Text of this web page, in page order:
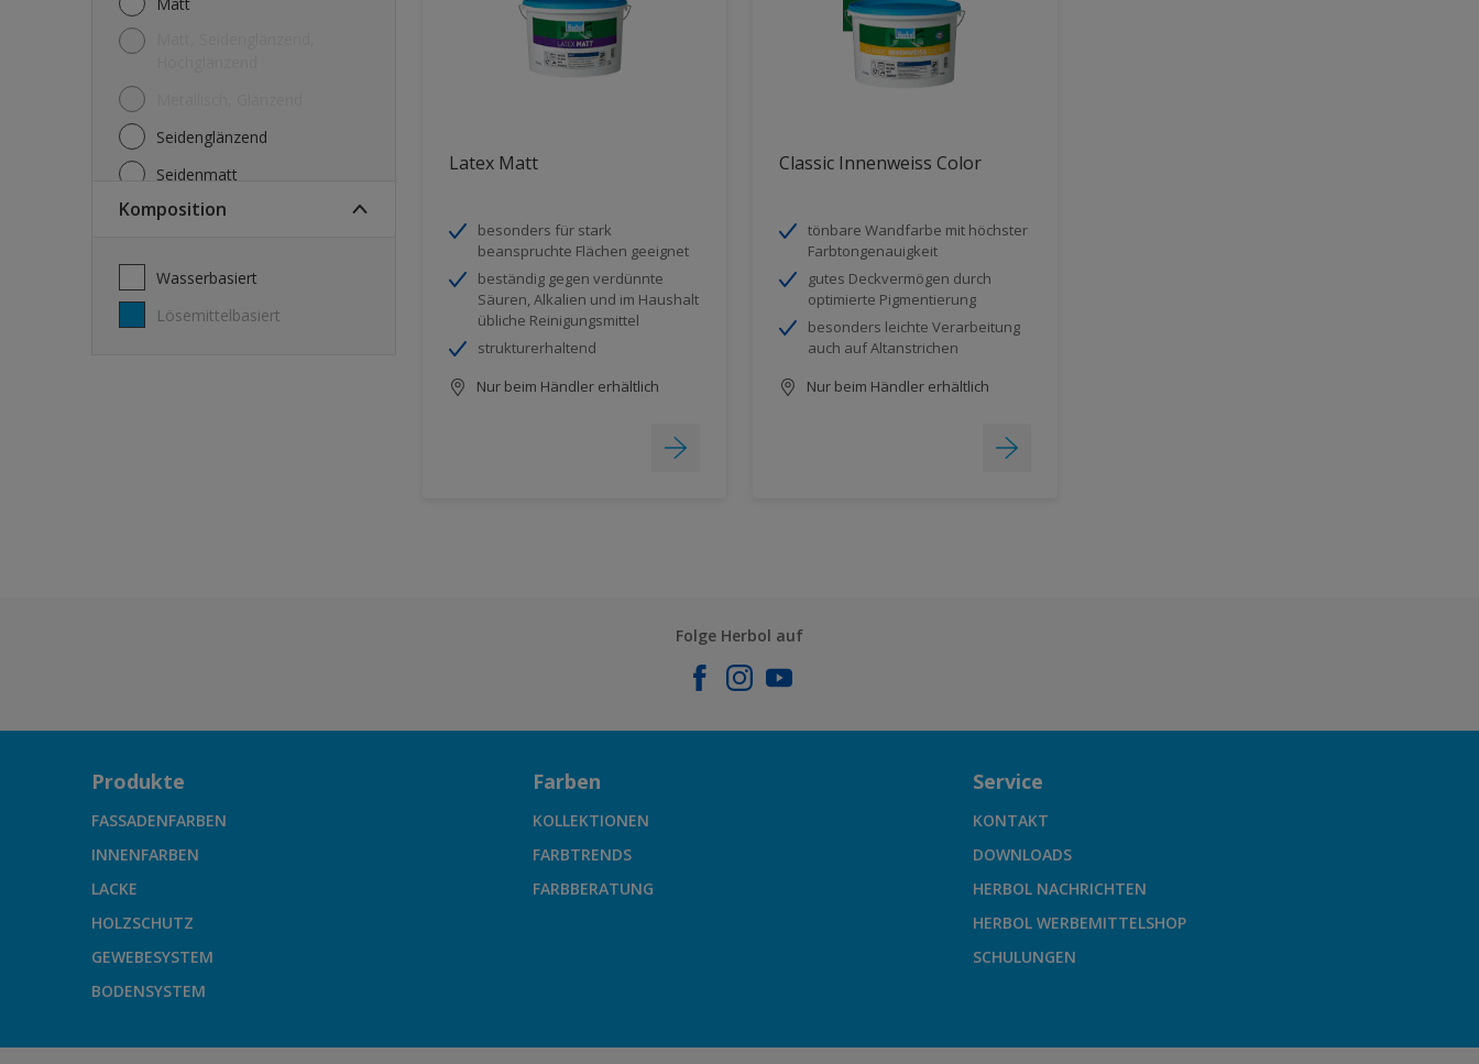
Seidenglänzend
Seidenmatt
Seidenmatt, Seidenglänzend
Tuchmatt
Komposition
wasserbasiert
lösemittelbasiert
Latex Matt
besonders für stark
beanspruchte Flächen geeignet
beständig gegen verdünnte
Säuren, Alkalien und im Haushalt
übliche Reinigungsmittel
strukturerhaltend
Nur beim Händler erhältlich
Classic Innenweiss Color
tönbare Wandfarbe mit höchster
Farbtongenauigkeit
gutes Deckvermögen durch
optimierte Pigmentierung
besonders leichte Verarbeitung
auch auf Altanstrichen
Nur beim Händler erhältlich
Folge Herbol auf
Produkte
FASSADENFARBEN
INNENFARBEN
LACKE
HOLZSCHUTZ
GEWEBESYSTEM
BODENSYSTEM
Farben
KOLLEKTIONEN
FARBTRENDS
FARBBERATUNG
Service
KONTAKT
DOWNLOADS
HERBOL NACHRICHTEN
HERBOL WERBEMITTELSHOP
SCHULUNGEN